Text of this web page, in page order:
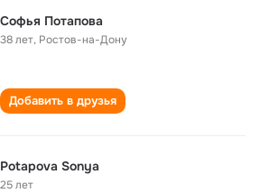
Софья Потапова
38 лет, Ростов-на-Дону
Добавить в друзья
Potapova Sonya
25 лет